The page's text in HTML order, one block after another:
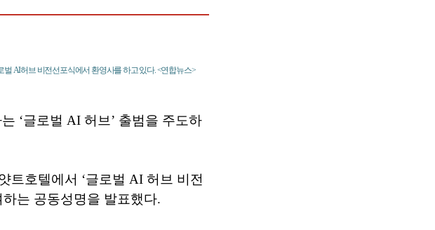
AI허브 비전선포식에서 환영사를 하고 있다. <연합뉴스>
‘글로벌 AI 허브’ 출범을 주도하
트호텔에서 ‘글로벌 AI 허브 비전
는 공동성명을 발표했다.